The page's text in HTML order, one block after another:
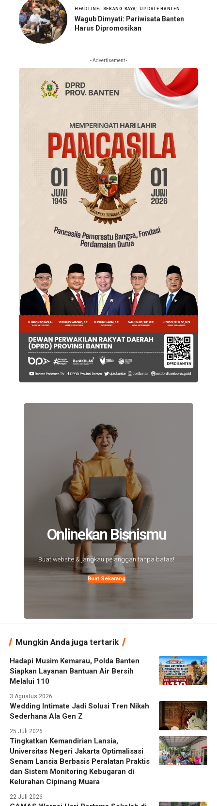
HEADLINE SERANG RAYA UPDATE BANTEN
Wagub Dimyati: Pariwisata Banten
Harus Dipromosikan
- Advertisement -
Onlinekan Bisnismu
Buat website & jangkau pelanggan tanpa batas!
Buat Sekarang
Mungkin Anda juga tertarik
Hadapi Musim Kemarau, Polda Banten
Siapkan Layanan Bantuan Air Bersih
Melalui 110
3 Agustus 2026
Wedding Intimate Jadi Solusi Tren Nikah
Sederhana Ala Gen Z
25 Juli 2026
Tingkatkan Kemandirian Lansia,
Universitas Negeri Jakarta Optimalisasi
Senam Lansia Berbasis Peralatan Praktis
dan Sistem Monitoring Kebugaran di
Kelurahan Cipinang Muara
22 Juli 2026